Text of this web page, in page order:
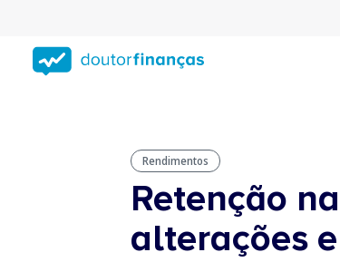
conteúdo
principal
Rendimentos
Retenção
alterações